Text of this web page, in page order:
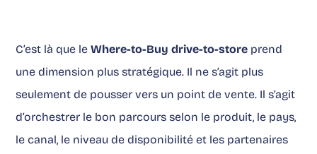
C’est là que leWhere-to-Buy drive-to-store prend
une dimension plus stratégique. Il ne s’agit plus
seulement de pousser vers un point de vente. Il s’agit
d’orchestrer le bon parcours selon le produit, le pays,
le canal, le niveau de disponibilité et les partenaires